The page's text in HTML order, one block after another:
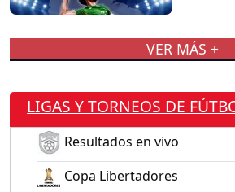
VER MÁS +
LIGAS Y TORNEOS DE
Resultados en vivo
Copa Libertadores